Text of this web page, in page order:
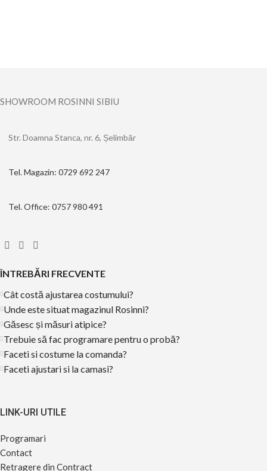
SHOWROOM ROSINNI SIBIU
Str. Doamna Stanca, nr. 6, Șelimbăr
Tel. Magazin: 0729 692 247
Tel. Office: 0757 980 491
ÎNTREBĂRI FRECVENTE
Cât costă ajustarea costumului?
Unde este situat magazinul Rosinni?
Găsesc și măsuri atipice?
Trebuie să fac programare pentru o probă?
Faceti si costume la comanda?
Faceti ajustari si la camasi?
LINK-URI UTILE
Programari
Contact
Retragere din Contract